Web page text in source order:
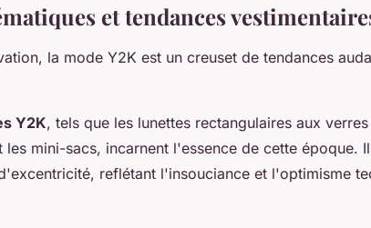
et tendances
la mode Y2K est un creuset de tendances
Y2K, tels que les lunettes rectangulaires aux
mini-sacs, incarnent l'essence de cette époque.
reflétant l'insouciance et l'optimisme